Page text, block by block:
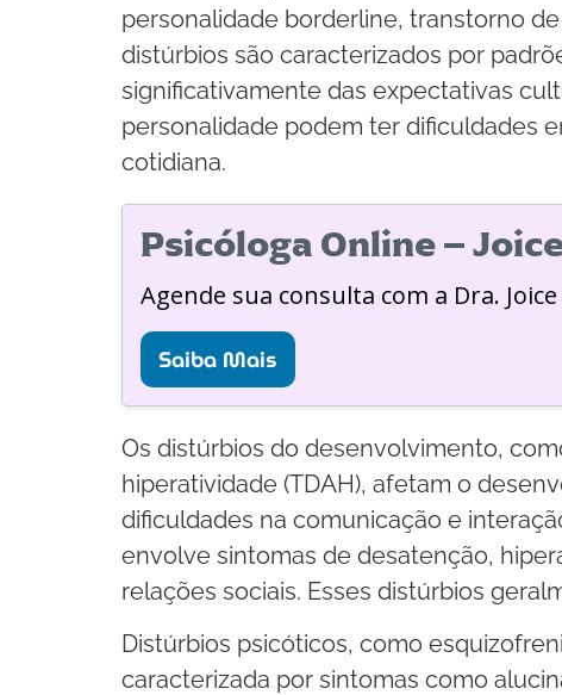
personalidade borderline, transtorno
distúrbios são caracterizados por
significativamente das expectativas
personalidade podem ter dificuldades
cotidiana.
Psicóloga Online –
Agende sua consulta com a Dra.
Saiba Mais
Os distúrbios do desenvolvimento,
hiperatividade (TDAH), afetam o
dificuldades na comunicação e
envolve sintomas de desatenção,
relações sociais. Esses distúrbios
Distúrbios psicóticos, como
caracterizada por sintomas como